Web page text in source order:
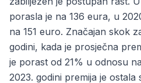
porasla je na 136 eura, u
na 151 euro. Značajan skok
godini, kada je prosječna
je porast od 21% u odnosu
2023. godini premija je